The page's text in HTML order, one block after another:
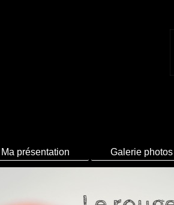
Ma présentation Galerie photos